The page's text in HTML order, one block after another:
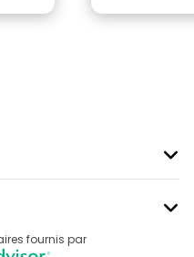
fournis par